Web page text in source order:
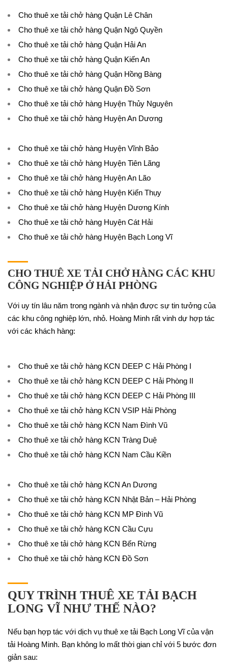
Cho thuê xe tải chở hàng Quận Lê Chân
Cho thuê xe tải chở hàng Quận Ngô Quyền
Cho thuê xe tải chở hàng Quận Hải An
Cho thuê xe tải chở hàng Quận Kiến An
Cho thuê xe tải chở hàng Quận Hồng Bàng
Cho thuê xe tải chở hàng Quận Đồ Sơn
Cho thuê xe tải chở hàng Huyện Thủy Nguyên
Cho thuê xe tải chở hàng Huyện An Dương
Cho thuê xe tải chở hàng Huyện Vĩnh Bảo
Cho thuê xe tải chở hàng Huyện Tiên Lãng
Cho thuê xe tải chở hàng Huyện An Lão
Cho thuê xe tải chở hàng Huyện Kiến Thụy
Cho thuê xe tải chở hàng Huyện Dương Kính
Cho thuê xe tải chở hàng Huyện Cát Hải
Cho thuê xe tải chở hàng Huyện Bạch Long Vĩ
CHO THUÊ XE TẢI CHỞ HÀNG CÁC KHU
CÔNG NGHIỆP Ở HẢI PHÒNG
Với uy tín lâu năm trong ngành và nhận được sự tin tưởng của
các khu công nghiệp lớn, nhỏ. Hoàng Minh rất vinh dự hợp tác
với các khách hàng:
Cho thuê xe tải chở hàng KCN DEEP C Hải Phòng I
Cho thuê xe tải chở hàng KCN DEEP C Hải Phòng II
Cho thuê xe tải chở hàng KCN DEEP C Hải Phòng III
Cho thuê xe tải chở hàng KCN VSIP Hải Phòng
Cho thuê xe tải chở hàng KCN Nam Đình Vũ
Cho thuê xe tải chở hàng KCN Tràng Duệ
Cho thuê xe tải chở hàng KCN Nam Cầu Kiền
Cho thuê xe tải chở hàng KCN An Dương
Cho thuê xe tải chở hàng KCN Nhật Bản – Hải Phòng
Cho thuê xe tải chở hàng KCN MP Đình Vũ
Cho thuê xe tải chở hàng KCN Cầu Cựu
Cho thuê xe tải chở hàng KCN Bến Rừng
Cho thuê xe tải chở hàng KCN Đồ Sơn
QUY TRÌNH THUÊ XE TẢI BẠCH
LONG VĨ NHƯ THẾ NÀO?
Nếu bạn hợp tác với dịch vụ thuê xe tải Bạch Long Vĩ của vận
tải Hoàng Minh. Bạn không lo mất thời gian chỉ với 5 bước đơn
giản sau: